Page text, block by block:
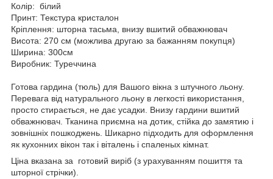
Колір: білий
Принт: Текстура кристалон
Кріплення: шторна тасьма, внизу вшитий обважнювач
Висота: 270 см (можлива другаю за бажанням покупця)
Ширина: 300см
Виробник: Туреччина
Готова гардина (тюль) для Вашого вікна з штучного льону.
Перевага від натурального льону в легкості використання,
просто стирається, не дає усадки. Внизу гардини вшитий
обважнювач. Тканина приємна на дотик, стійка до замятию і
зовнішніх пошкоджень. Шикарно підходить для оформлення
як кухонних вікон так і віталень і спаленых кімнат.
Ціна вказана за готовий виріб (з урахуванням пошиття та
шторної стрічки).